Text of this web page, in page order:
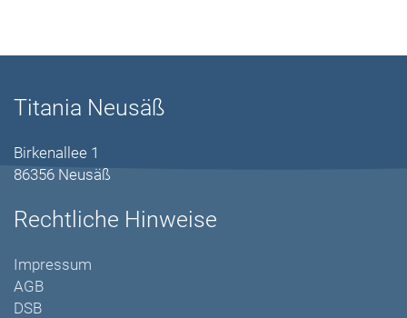
Titania Neusäß
Birkenallee 1
86356 Neusäß
Rechtliche Hinweise
Impressum
AGB
DSB